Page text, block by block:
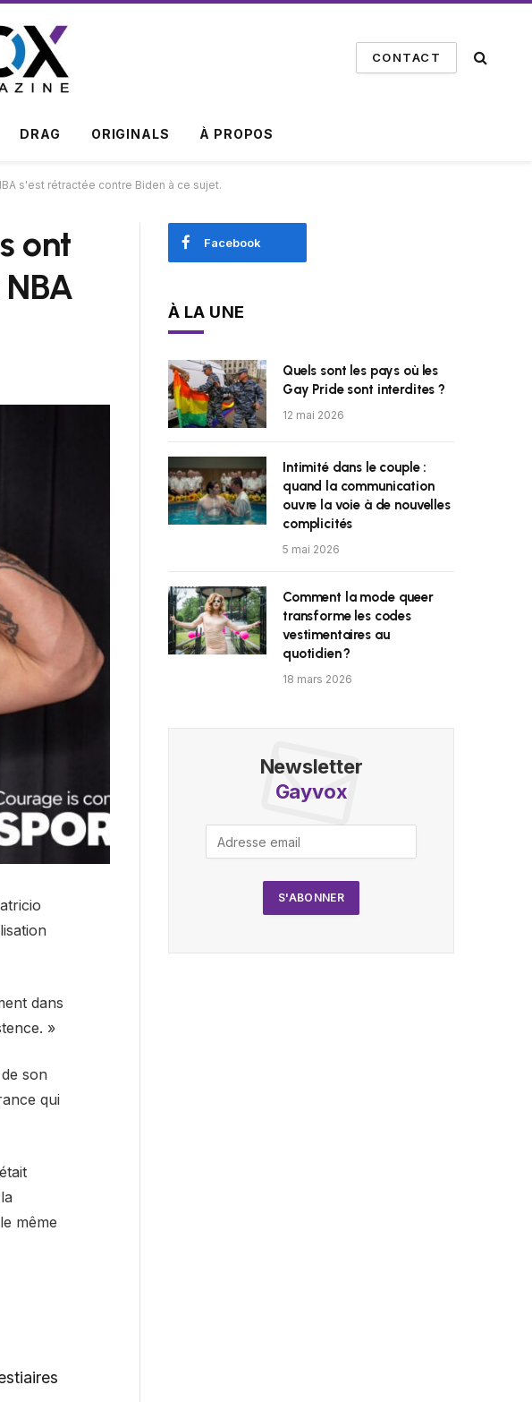
CONTACT
DRAG ORIGINALS À PROPOS
s'est rétractée contre Biden à ce sujet.
ont
dans
»
son
qui
même
Facebook
À LA UNE
Quels sont les pays où les
Gay Pride sont interdites ?
12 mai 2026
Intimité dans le couple :
quand la communication
ouvre la voie à de nouvelles
complicités
5 mai 2026
Comment la mode queer
transforme les codes
vestimentaires au
quotidien ?
18 mars 2026
Newsletter
Gayvox